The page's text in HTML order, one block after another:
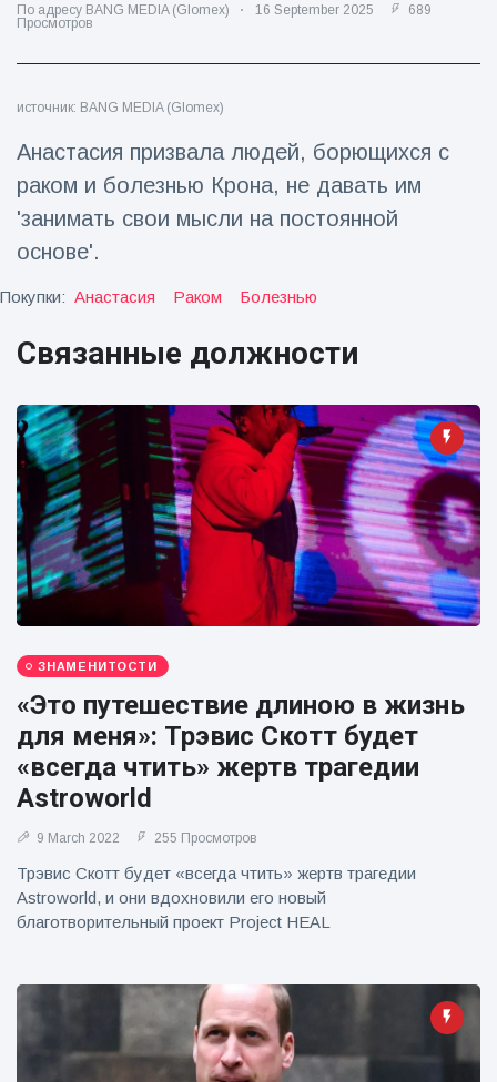
Путешествия и приключения
Последние новости
'Побег'
фокусника из
наручников
16 July
192
Консерваторы
рождение
первого
тапира в
зоопарке
Великобритании
за 14 лет
16 July
179
Просмотров
Мужчина из
Флориды
арестован
после запуска
фейерверков из
движущейся
машины
16 July
Просмотров
По адресу BANG MEDIA (Glomex) 16 September 2025
689
Просмотров
источник: BANG MEDIA (Glomex)
Анастасия призвала людей, борющихся с
раком и болезнью Крона, не давать им
'занимать свои мысли на постоянной
основе'.
Покупки: Анастасия Раком Болезнью
Связанные должности
ЗНАМЕНИТОСТИ
«Это путешествие длиною в жизнь
для меня»: Трэвис Скотт будет
«всегда чтить» жертв трагедии
Astroworld
9 March 2022 255 Просмотров
Трэвис Скотт будет «всегда чтить» жертв трагедии
Astroworld, и они вдохновили его новый
благотворительный проект Project HEAL